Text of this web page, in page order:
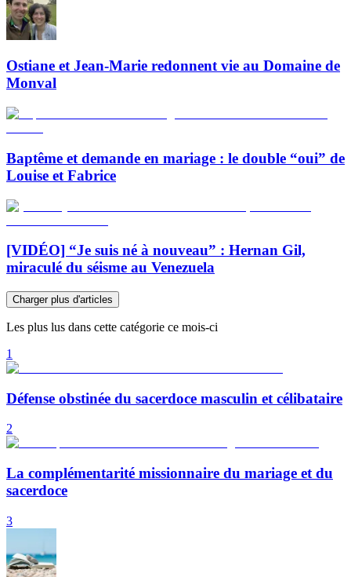
Ostiane et Jean-Marie redonnent vie au Domaine de
Monval
Baptême et demande en mariage : le double “oui” de
Louise et Fabrice
[VIDÉO] “Je suis né à nouveau” : Hernan Gil,
miraculé du séisme au Venezuela
Charger plus d'articles
Les plus lus dans cette catégorie ce mois-ci
1
Défense obstinée du sacerdoce masculin et célibataire
2
La complémentarité missionnaire du mariage et du
sacerdoce
3